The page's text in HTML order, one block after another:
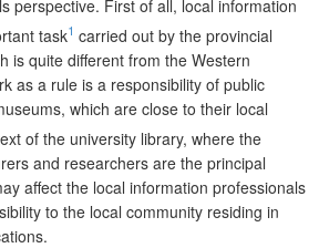
perspective. First of all, local information
task1 carried out by the provincial
is quite different from the Western
as a rule is a responsibility of public
which are close to their local
of the university library, where the
and researchers are the principal
affect the local information professionals
to the local community residing in